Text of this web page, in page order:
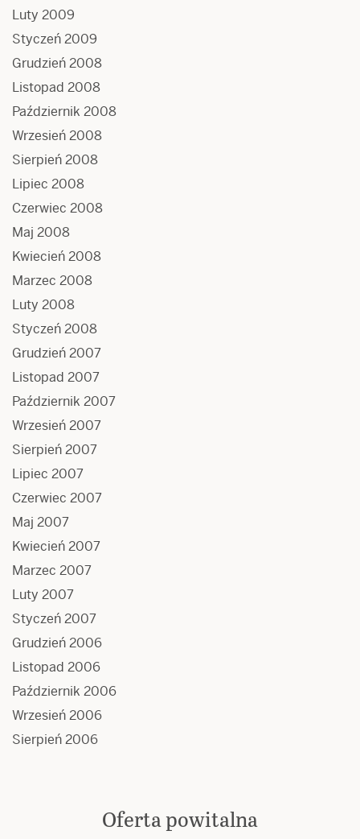
Luty 2009
Styczeń 2009
Grudzień 2008
Listopad 2008
Październik 2008
Wrzesień 2008
Sierpień 2008
Lipiec 2008
Czerwiec 2008
Maj 2008
Kwiecień 2008
Marzec 2008
Luty 2008
Styczeń 2008
Grudzień 2007
Listopad 2007
Październik 2007
Wrzesień 2007
Sierpień 2007
Lipiec 2007
Czerwiec 2007
Maj 2007
Kwiecień 2007
Marzec 2007
Luty 2007
Styczeń 2007
Grudzień 2006
Listopad 2006
Październik 2006
Wrzesień 2006
Sierpień 2006
Oferta powitalna